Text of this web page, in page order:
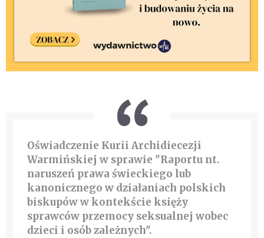
Oświadczenie Kurii Archidiecezji
Warmińskiej w sprawie "Raportu nt.
naruszeń prawa świeckiego lub
kanonicznego w działaniach polskich
biskupów w kontekście księży
sprawców przemocy seksualnej wobec
dzieci i osób zależnych".